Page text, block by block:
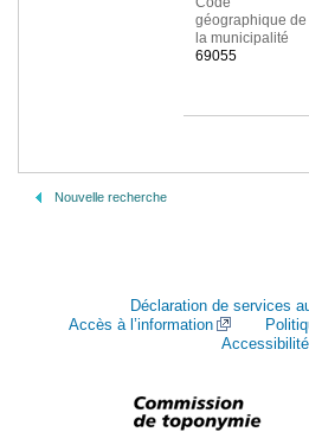
géographique de
la municipalité
69055
Nouvelle recherche
Déclaration de services
Accès à l’information
Accessibilité